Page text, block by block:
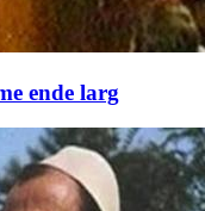
ende larg